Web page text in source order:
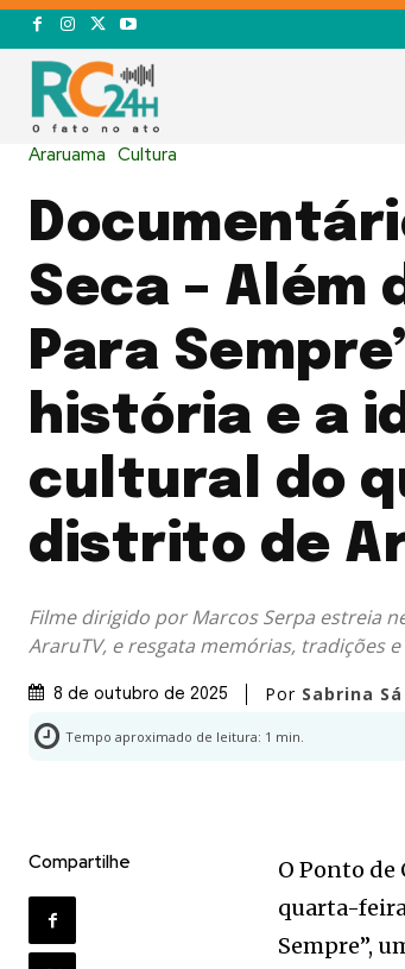
Araruama Cultura
Seca – Além
Para
história e a
cultural do
distrito de
Filme dirigido por Marcos Serpa estreia
AraruTV, e resgata memórias, tradições
8 de outubro de 2025 Por Sabrina Sá
Tempo aproximado de leitura: 1 min.
Compartilhe
O Ponto de
quarta-feira
Sempre”,